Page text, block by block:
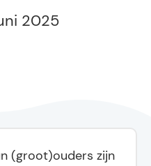
2025
(groot)ouders zijn